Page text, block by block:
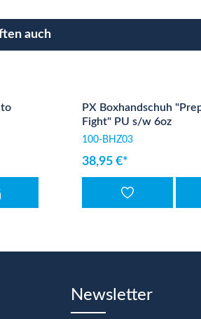
auch
to
PX Boxhandschuh
Fight" PU s/w 6oz
100-BHZ03
38,95 €*
Newsletter